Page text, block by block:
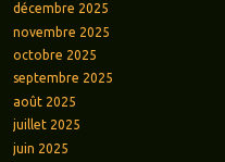
décembre 2025
novembre 2025
octobre 2025
septembre 2025
août 2025
juillet 2025
juin 2025